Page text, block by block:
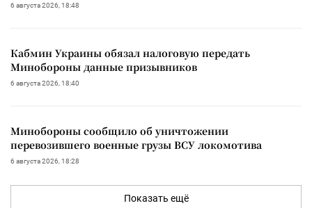
6 августа 2026, 18:48
Кабмин Украины обязал налоговую передать
Минобороны данные призывников
6 августа 2026, 18:40
Минобороны сообщило об уничтожении
перевозившего военные грузы ВСУ локомотива
6 августа 2026, 18:28
Показать ещё